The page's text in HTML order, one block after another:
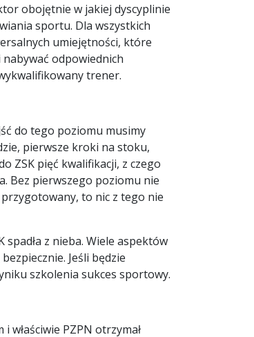
obojętnie w jakiej dyscyplinie
sportu. Dla wszystkich
umiejętności, które
odpowiednich
trener.
do tego poziomu musimy
pierwsze kroki na stoku,
ZSK pięć kwalifikacji, z czego
Bez pierwszego poziomu nie
to nic z tego nie
z nieba. Wiele aspektów
Jeśli będzie
szkolenia sukces sportowy.
właściwie PZPN otrzymał